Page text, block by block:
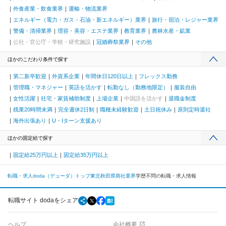
外食産業・飲食業界
運輸・物流業界
エネルギー（電力・ガス・石油・新エネルギー）業界
旅行・宿泊・レジャー業界
警備・清掃業界
理容・美容・エステ業界 教育業界
農林水産・鉱業
公社・官公庁・学校・研究施設
冠婚葬祭業界 その他
ほかのこだわり条件で探す
第二新卒歓迎 外資系企業 年間休日120日以上
フレックス勤務
管理職・マネジャー
英語を活かす 転勤なし（勤務地限定）
服装自由
女性活躍
社宅・家賃補助制度 上場企業 中国語を活かす
退職金制度
残業20時間未満
完全週休2日制 職種未経験歓迎 土日祝休み
原則定時退社
海外出張あり
U・Iターン支援あり
ほかの固定給で探す
固定給25万円以上 固定給35万円以上
転職・求人doda（デューダ）トップ東北秋田県商社業界学歴不問の転職・求人情報
転職サイト dodaをシェア
ヘルプ 会社概要